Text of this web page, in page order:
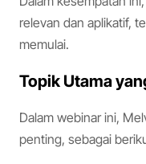
relevan dan aplikatif,
memulai.
Topik Utama
Dalam webinar ini,
penting, sebagai